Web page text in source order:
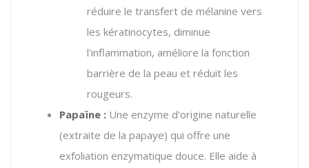
réduire le transfert de mélanine vers
les kératinocytes, diminue
l'inflammation, améliore la fonction
barrière de la peau et réduit les
rougeurs.
Papaïne : Une enzyme d'origine naturelle
(extraite de la papaye) qui offre une
exfoliation enzymatique douce. Elle aide à